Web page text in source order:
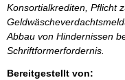
Konsortialkrediten, Pflicht
Abbau von Hindernissen
Schriftformerfordernis.
Bereitgestellt von: